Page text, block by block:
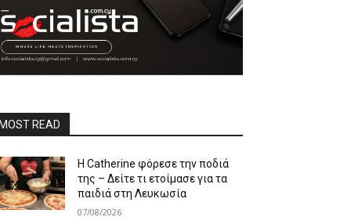
READ
Η Catherine φόρεσε την ποδιά
της – Δείτε τι ετοίμασε για τα
παιδιά στη Λευκωσία
07/08/2026